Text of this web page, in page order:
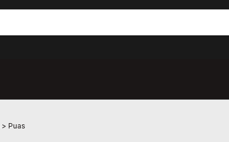
> Puas